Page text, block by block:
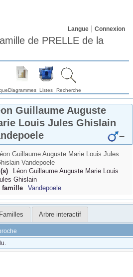
Langue Connexion
de PRELLE de la
Diagrammes Listes Recherche
Guillaume Auguste
Louis Jules Ghislain
–
Guillaume Auguste Marie Louis Jules
Vandepoele
Léon Guillaume Auguste Marie Louis
Ghislain
famille
Vandepoele
Familles Arbre interactif